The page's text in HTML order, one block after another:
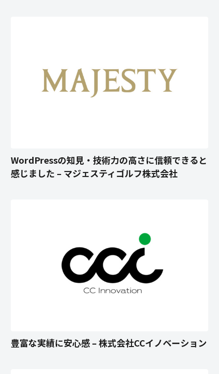
WordPressの知見・技術力の高さに信頼できると
感じました – マジェスティゴルフ株式会社
豊富な実績に安心感 – 株式会社CCイノベーション